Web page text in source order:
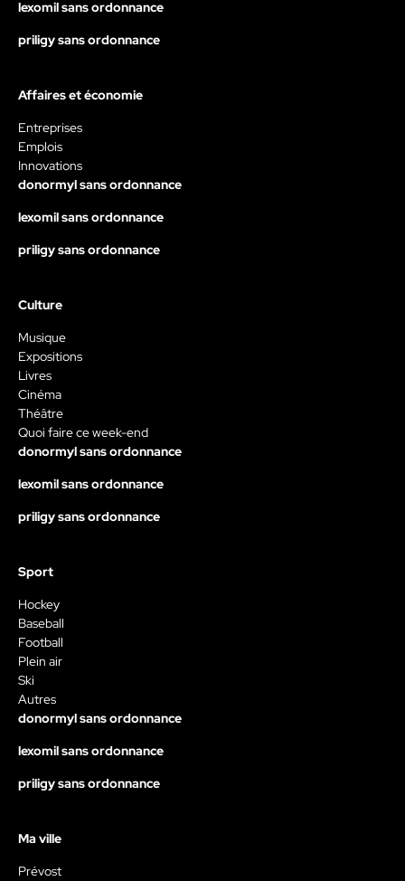
lexomil sans ordonnance
priligy sans ordonnance
Affaires et économie
Entreprises
Emplois
Innovations
donormyl sans ordonnance
lexomil sans ordonnance
priligy sans ordonnance
Culture
Musique
Expositions
Livres
Cinéma
Théâtre
Quoi faire ce week-end
donormyl sans ordonnance
lexomil sans ordonnance
priligy sans ordonnance
Sport
Hockey
Baseball
Football
Plein air
Ski
Autres
donormyl sans ordonnance
lexomil sans ordonnance
priligy sans ordonnance
Ma ville
Prévost